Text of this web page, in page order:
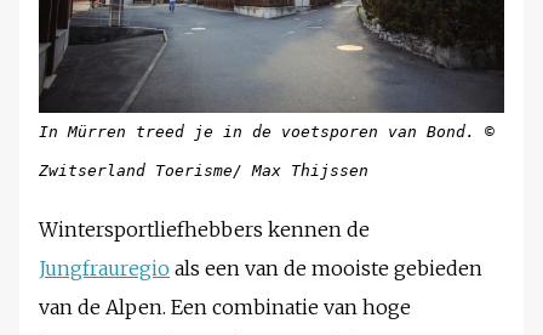
In Mürren treed je in de voetsporen van Bond. ©
Zwitserland Toerisme/ Max Thijssen
Wintersportliefhebbers kennen de
Jungfrauregio als een van de mooiste gebieden
van de Alpen. Een combinatie van hoge